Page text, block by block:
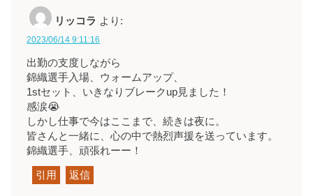
リッコラ より:
2023/06/14 9:11:16
出勤の支度しながら
錦織選手入場、ウォームアップ、
1stセット、いきなりブレークup見ました！
感涙😭
しかし仕事で今はここまで、続きは夜に。
皆さんと一緒に、心の中で熱烈声援を送っています。
錦織選手、頑張れーー！
引用 返信